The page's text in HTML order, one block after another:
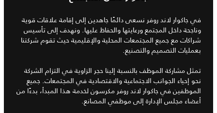
في جاكوار لاند روفر نسعى دائمًا جاهدين إلى إقامة علاقات قوية
وناجحة داخل المجتمع ورعايتها والحفاظ عليها. ونهدف إلى تأسيس
شراكات مع جميع المجتمعات المحلية والإقليمية حيث تقوم شركتنا
بعمليات التصميم والتصنيع.
تمثل مشاركة الموظف بالنسبة إلينا حجر الزاوية في التزام الشركة
نحو إحياء الجوانب الاجتماعية والاقتصادية في المجتمعات. جميع
الموظفين في جاكوار لاند روفر مكرسون لخدمة هذا المبدأ، بدءًا من
أعضاء مجلس الإدارة إلى موظفي المصانع.